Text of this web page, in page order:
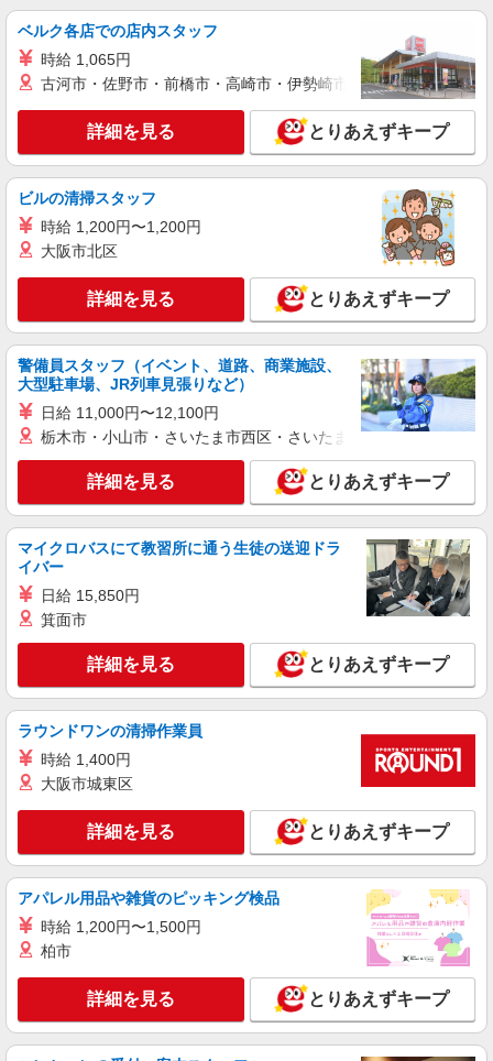
給1,330円〜 ◆初任者研修・未経験：時給1,330
円〜 ◆初任者研修・経験者：時給1,360円〜 ◆介
給与幅は経験・能力による ★週払いOK（規定あ
福島県福島市 【最寄駅】JR東北本線「東福
やすいエリアなど、お好きな勤務地をお選び下さ
い！！
キープ 詳細を見る
派遣社員
株式会社kotrio /●SD-H-1815899
[ 綺麗 ]高級シニアマンションで生活ケア/見守
りなど/福島市
時給1450円〜2062円 ＜日払い有/週払い有/交
通費全支給(ガソリン代含む)＞
福島市 最寄り駅：福島
キープ 詳細を見る
派遣社員
株式会社kotrio /●SD-H-2066423
向かう先は、笑顔の待つ場所！デイサービスの
サポート＆送迎STAFF
時給1350円〜2062円 ＜日払い有/週払い有/交
通費全支給(ガソリン代含む)＞
福島市 最寄り駅：福島
キープ 詳細を見る
日研トータルソーシング株式会社 メディカルケア事業部/仙台オフィ
ス
介護スタッフ／資格あり or 経験者
給1,330円〜 ◆初任者研修・未経験：時給1,330
円〜 ◆初任者研修・経験者：時給1,360円〜 ◆介
護福祉士：時給1,380円〜 ※経験者は3ヶ月以上 ※
給与幅は経験・能力による ★週払いOK（規定あ
駅 ★勤務地は3000ヶ所以上★ 自宅から通いやす
いエリアなど、お好きな勤務地をお選び下さ
い！！
キープ 詳細を見る
日研トータルソーシング株式会社 メディカルケア事業部/仙台オフィ
ス
介護スタッフ／資格あり or 経験者
時給1,330円〜1,380円 ◆無資格・経験者：時
給1,330円〜 ◆初任者研修・未経験：時給1,330
円〜 ◆初任者研修・経験者：時給1,360円〜 ◆介
福島県福島市 【最寄駅】福島交通飯坂線「医
ベルク各店での店内スタッフ
時給 1,065円
古河市・佐野市・前橋市・高崎市・伊勢崎市・太田市・館林市
詳細を見る とりあえずキープ
ビルの清掃スタッフ
時給 1,200円〜1,200円
大阪市北区
詳細を見る とりあえずキープ
警備員スタッフ（イベント、道路、商業施設、
大型駐車場、JR列車見張りなど）
日給 11,000円〜12,100円
栃木市・小山市・さいたま市西区・さいたま市岩槻区・久喜市・
詳細を見る とりあえずキープ
マイクロバスにて教習所に通う生徒の送迎ドラ
イバー
日給 15,850円
箕面市
詳細を見る とりあえずキープ
ラウンドワンの清掃作業員
時給 1,400円
大阪市城東区
詳細を見る とりあえずキープ
アパレル用品や雑貨のピッキング検品
時給 1,200円〜1,500円
柏市
詳細を見る とりあえずキープ